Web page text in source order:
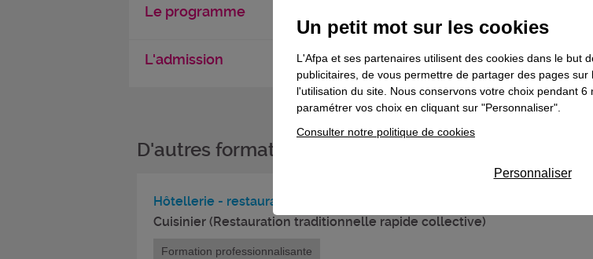
Le programme
L'admission
D'autres formations dans le domaine Hôtellerie -
Hôtellerie - restauration - tourisme - loisirs
Cuisinier (Restauration traditionnelle rapide collective)
Formation professionnalisante
Un petit mot sur les cookies
L'Afpa et ses partenaires utilisent des cookies dans le but
publicitaires, de vous permettre de partager des pages
l'utilisation du site. Nous conservons votre choix pendant 6
paramétrer vos choix en cliquant sur "Personnaliser".
Consulter notre politique de cookies
Personnaliser